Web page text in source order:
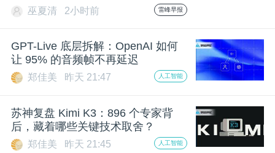
中
心
GAIR
巫夏清 2小时前 雷峰早报
GPT-Live 底层拆解：OpenAI 如何
让 95% 的音频帧不再延迟
郑佳美 昨天 21:47 人工智能
苏神复盘 Kimi K3：896 个专家背
后，藏着哪些关键技术取舍？
郑佳美 昨天 21:45 人工智能